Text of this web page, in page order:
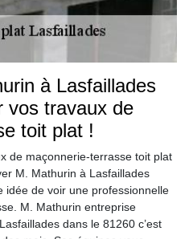
à Lasfaillades
vos travaux de
toit plat !
de maçonnerie-terrasse toit plat
M. Mathurin à Lasfaillades
idée de voir une professionnelle
M. Mathurin entreprise
dans le 81260 c’est